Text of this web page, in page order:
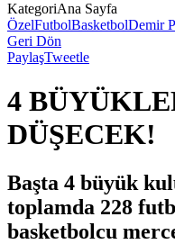
KategoriAna Sayfa
ÖzelFutbolBasketbolDemir
Geri Dön
PaylaşTweetle
4
DÜŞECEK!
Başta 4 büyük
toplamda 228
basketbolcu